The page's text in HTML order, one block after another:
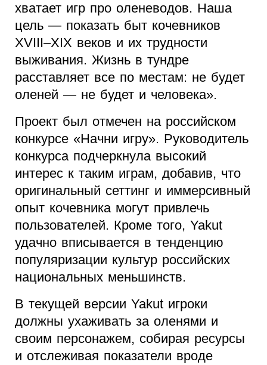
хватает игр про оленеводов. Наша
цель — показать быт кочевников
XVIII–XIX веков и их трудности
выживания. Жизнь в тундре
расставляет все по местам: не будет
оленей — не будет и человека».
Проект был отмечен на российском
конкурсе «Начни игру». Руководитель
конкурса подчеркнула высокий
интерес к таким играм, добавив, что
оригинальный сеттинг и иммерсивный
опыт кочевника могут привлечь
пользователей. Кроме того, Yakut
удачно вписывается в тенденцию
популяризации культур российских
национальных меньшинств.
В текущей версии Yakut игроки
должны ухаживать за оленями и
своим персонажем, собирая ресурсы
и отслеживая показатели вроде